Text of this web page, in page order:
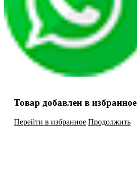
Товар добавлен в избранное
Перейти в избранное Продолжить